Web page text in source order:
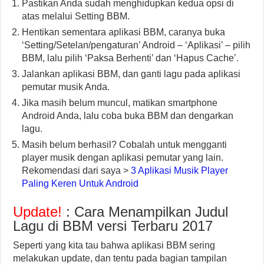
Pastikan Anda sudah menghidupkan kedua opsi di
atas melalui Setting BBM.
Hentikan sementara aplikasi BBM, caranya buka
‘Setting/Setelan/pengaturan’ Android – ‘Aplikasi’ – pilih
BBM, lalu pilih ‘Paksa Berhenti’ dan ‘Hapus Cache’.
Jalankan aplikasi BBM, dan ganti lagu pada aplikasi
pemutar musik Anda.
Jika masih belum muncul, matikan smartphone
Android Anda, lalu coba buka BBM dan dengarkan
lagu.
Masih belum berhasil? Cobalah untuk mengganti
player musik dengan aplikasi pemutar yang lain.
Rekomendasi dari saya >3 Aplikasi Musik Player
Paling Keren Untuk Android
Update! : Cara Menampilkan Judul
Lagu di BBM versi Terbaru 2017
Seperti yang kita tau bahwa aplikasi BBM sering
melakukan update, dan tentu pada bagian tampilan